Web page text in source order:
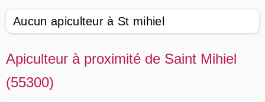
Aucun apiculteur à St mihiel
Apiculteur à proximité de Saint Mihiel
(55300)